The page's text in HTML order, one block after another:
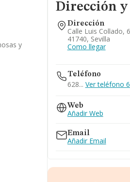
y
Dirección y
Dirección
Calle Luis Collado,
41740, Sevilla
Como llegar
Teléfono
628... Ver teléfono
Web
Añadir Web
Email
Añadir Email